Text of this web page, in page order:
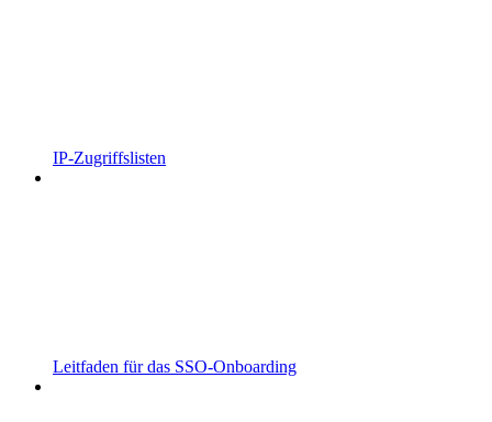
IP-Zugriffslisten
Leitfaden für das SSO-Onboarding